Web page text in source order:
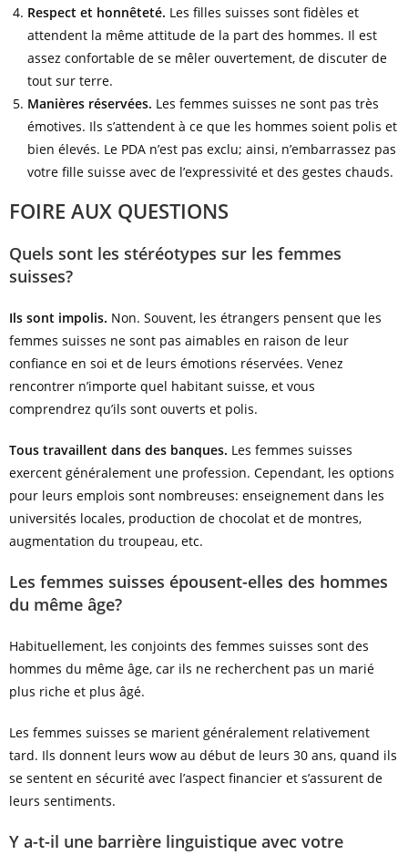
Respect et honnêteté. Les filles suisses sont fidèles et
attendent la même attitude de la part des hommes. Il est
assez confortable de se mêler ouvertement, de discuter de
tout sur terre.
Manières réservées. Les femmes suisses ne sont pas très
émotives. Ils s’attendent à ce que les hommes soient polis et
bien élevés. Le PDA n’est pas exclu; ainsi, n’embarrassez pas
votre fille suisse avec de l’expressivité et des gestes chauds.
FOIRE AUX QUESTIONS
Quels sont les stéréotypes sur les femmes
suisses?
Ils sont impolis. Non. Souvent, les étrangers pensent que les
femmes suisses ne sont pas aimables en raison de leur
confiance en soi et de leurs émotions réservées. Venez
rencontrer n’importe quel habitant suisse, et vous
comprendrez qu’ils sont ouverts et polis.
Tous travaillent dans des banques. Les femmes suisses
exercent généralement une profession. Cependant, les options
pour leurs emplois sont nombreuses: enseignement dans les
universités locales, production de chocolat et de montres,
augmentation du troupeau, etc.
Les femmes suisses épousent-elles des hommes
du même âge?
Habituellement, les conjoints des femmes suisses sont des
hommes du même âge, car ils ne recherchent pas un marié
plus riche et plus âgé.
Les femmes suisses se marient généralement relativement
tard. Ils donnent leurs wow au début de leurs 30 ans, quand ils
se sentent en sécurité avec l’aspect financier et s’assurent de
leurs sentiments.
Y a-t-il une barrière linguistique avec votre